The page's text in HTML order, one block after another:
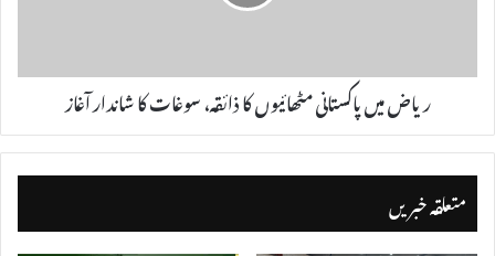
ریاض میں پاکستانی مٹھائیوں کا ذائقہ، سوغات کا شاندار آغاز
متعلقہ خبریں